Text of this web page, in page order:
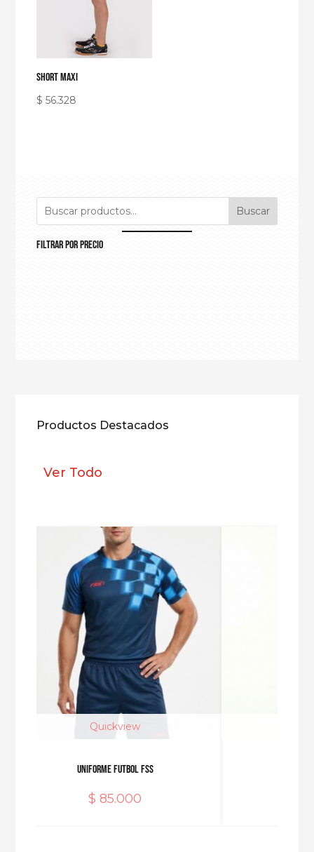
SHORT MAXI
$ 56.328
Buscar
Filtrar por precio
Productos Destacados
Ver Todo
Quickview
uniforme Futbol FSS
$ 85.000